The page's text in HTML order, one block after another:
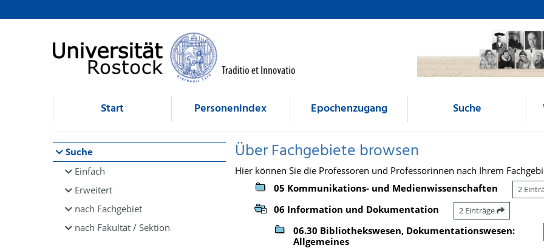
Browsen
direkt zum Inhalt
Start Personenindex Epochenzugang Suche
Suche
Einfach
Erweitert
nach Fachgebiet
nach Fakultät / Sektion
Über Fachgebiete browsen
Hier können Sie die Professoren und Professorinnen nach Ihrem
05 Kommunikations- und Medienwissenschaften
2
06 Information und Dokumentation 2 Einträge
06.30 Bibliothekswesen, Dokumentationswesen:
Allgemeines